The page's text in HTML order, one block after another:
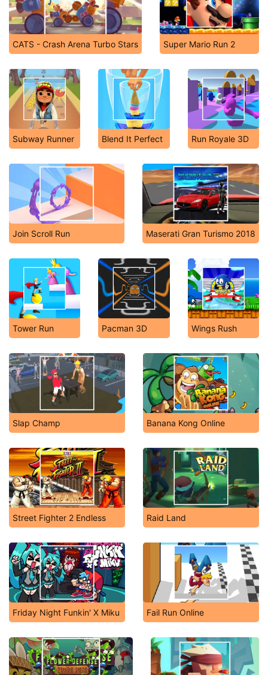
CATS - Crash Arena Turbo Stars Super Mario Run 2
Subway Runner Blend It Perfect Run Royale 3D
Join Scroll Run Maserati Gran Turismo 2018
Tower Run Pacman 3D Wings Rush
Slap Champ Banana Kong Online
Street Fighter 2 Endless Raid Land
Friday Night Funkin' X Miku Fail Run Online